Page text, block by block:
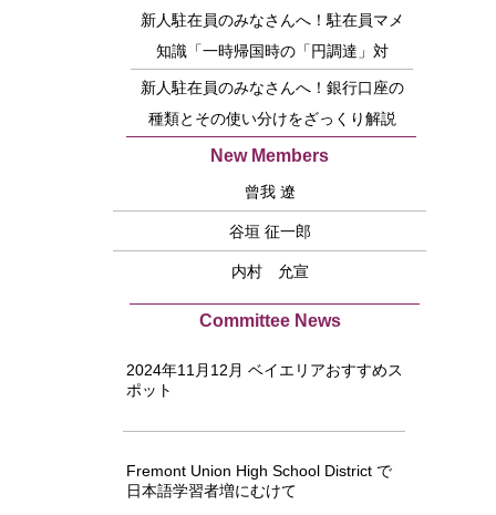
新人駐在員のみなさんへ！駐在員マメ
知識「一時帰国時の「円調達」対
策！」
新人駐在員のみなさんへ！銀行口座の
種類とその使い分けをざっくり解説
New Members
曾我 遼
谷垣 征一郎
内村 允宣
Committee News
2024年11月12月 ベイエリアおすすめス
ポット
Fremont Union High School District で
日本語学習者増にむけて